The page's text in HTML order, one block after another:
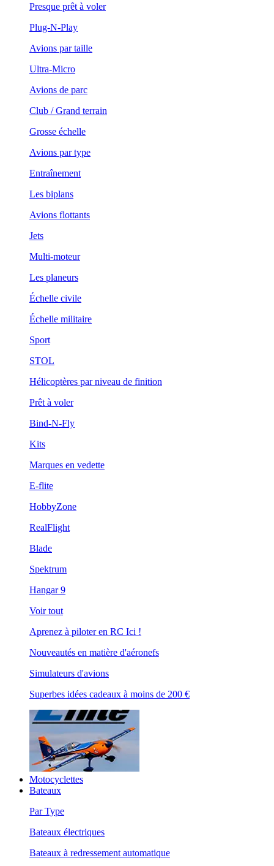
Presque prêt à voler
Plug-N-Play
Avions par taille
Ultra-Micro
Avions de parc
Club / Grand terrain
Grosse échelle
Avions par type
Entraînement
Les biplans
Avions flottants
Jets
Multi-moteur
Les planeurs
Échelle civile
Échelle militaire
Sport
STOL
Hélicoptères par niveau de finition
Prêt à voler
Bind-N-Fly
Kits
Marques en vedette
E-flite
HobbyZone
RealFlight
Blade
Spektrum
Hangar 9
Voir tout
Aprenez à piloter en RC Ici !
Nouveautés en matière d'aéronefs
Simulateurs d'avions
Superbes idées cadeaux à moins de 200 €
Motocyclettes
Bateaux
Par Type
Bateaux électriques
Bateaux à redressement automatique